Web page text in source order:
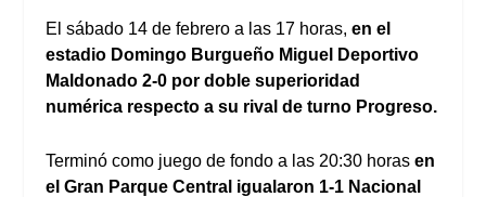
El sábado 14 de febrero a las 17 horas,en el
estadio Domingo Burgueño Miguel Deportivo
Maldonado 2-0 por doble superioridad
numérica respecto a su rival de turno Progreso.
Terminó como juego de fondo a las 20:30 horasen
el Gran Parque Central igualaron 1-1 Nacional